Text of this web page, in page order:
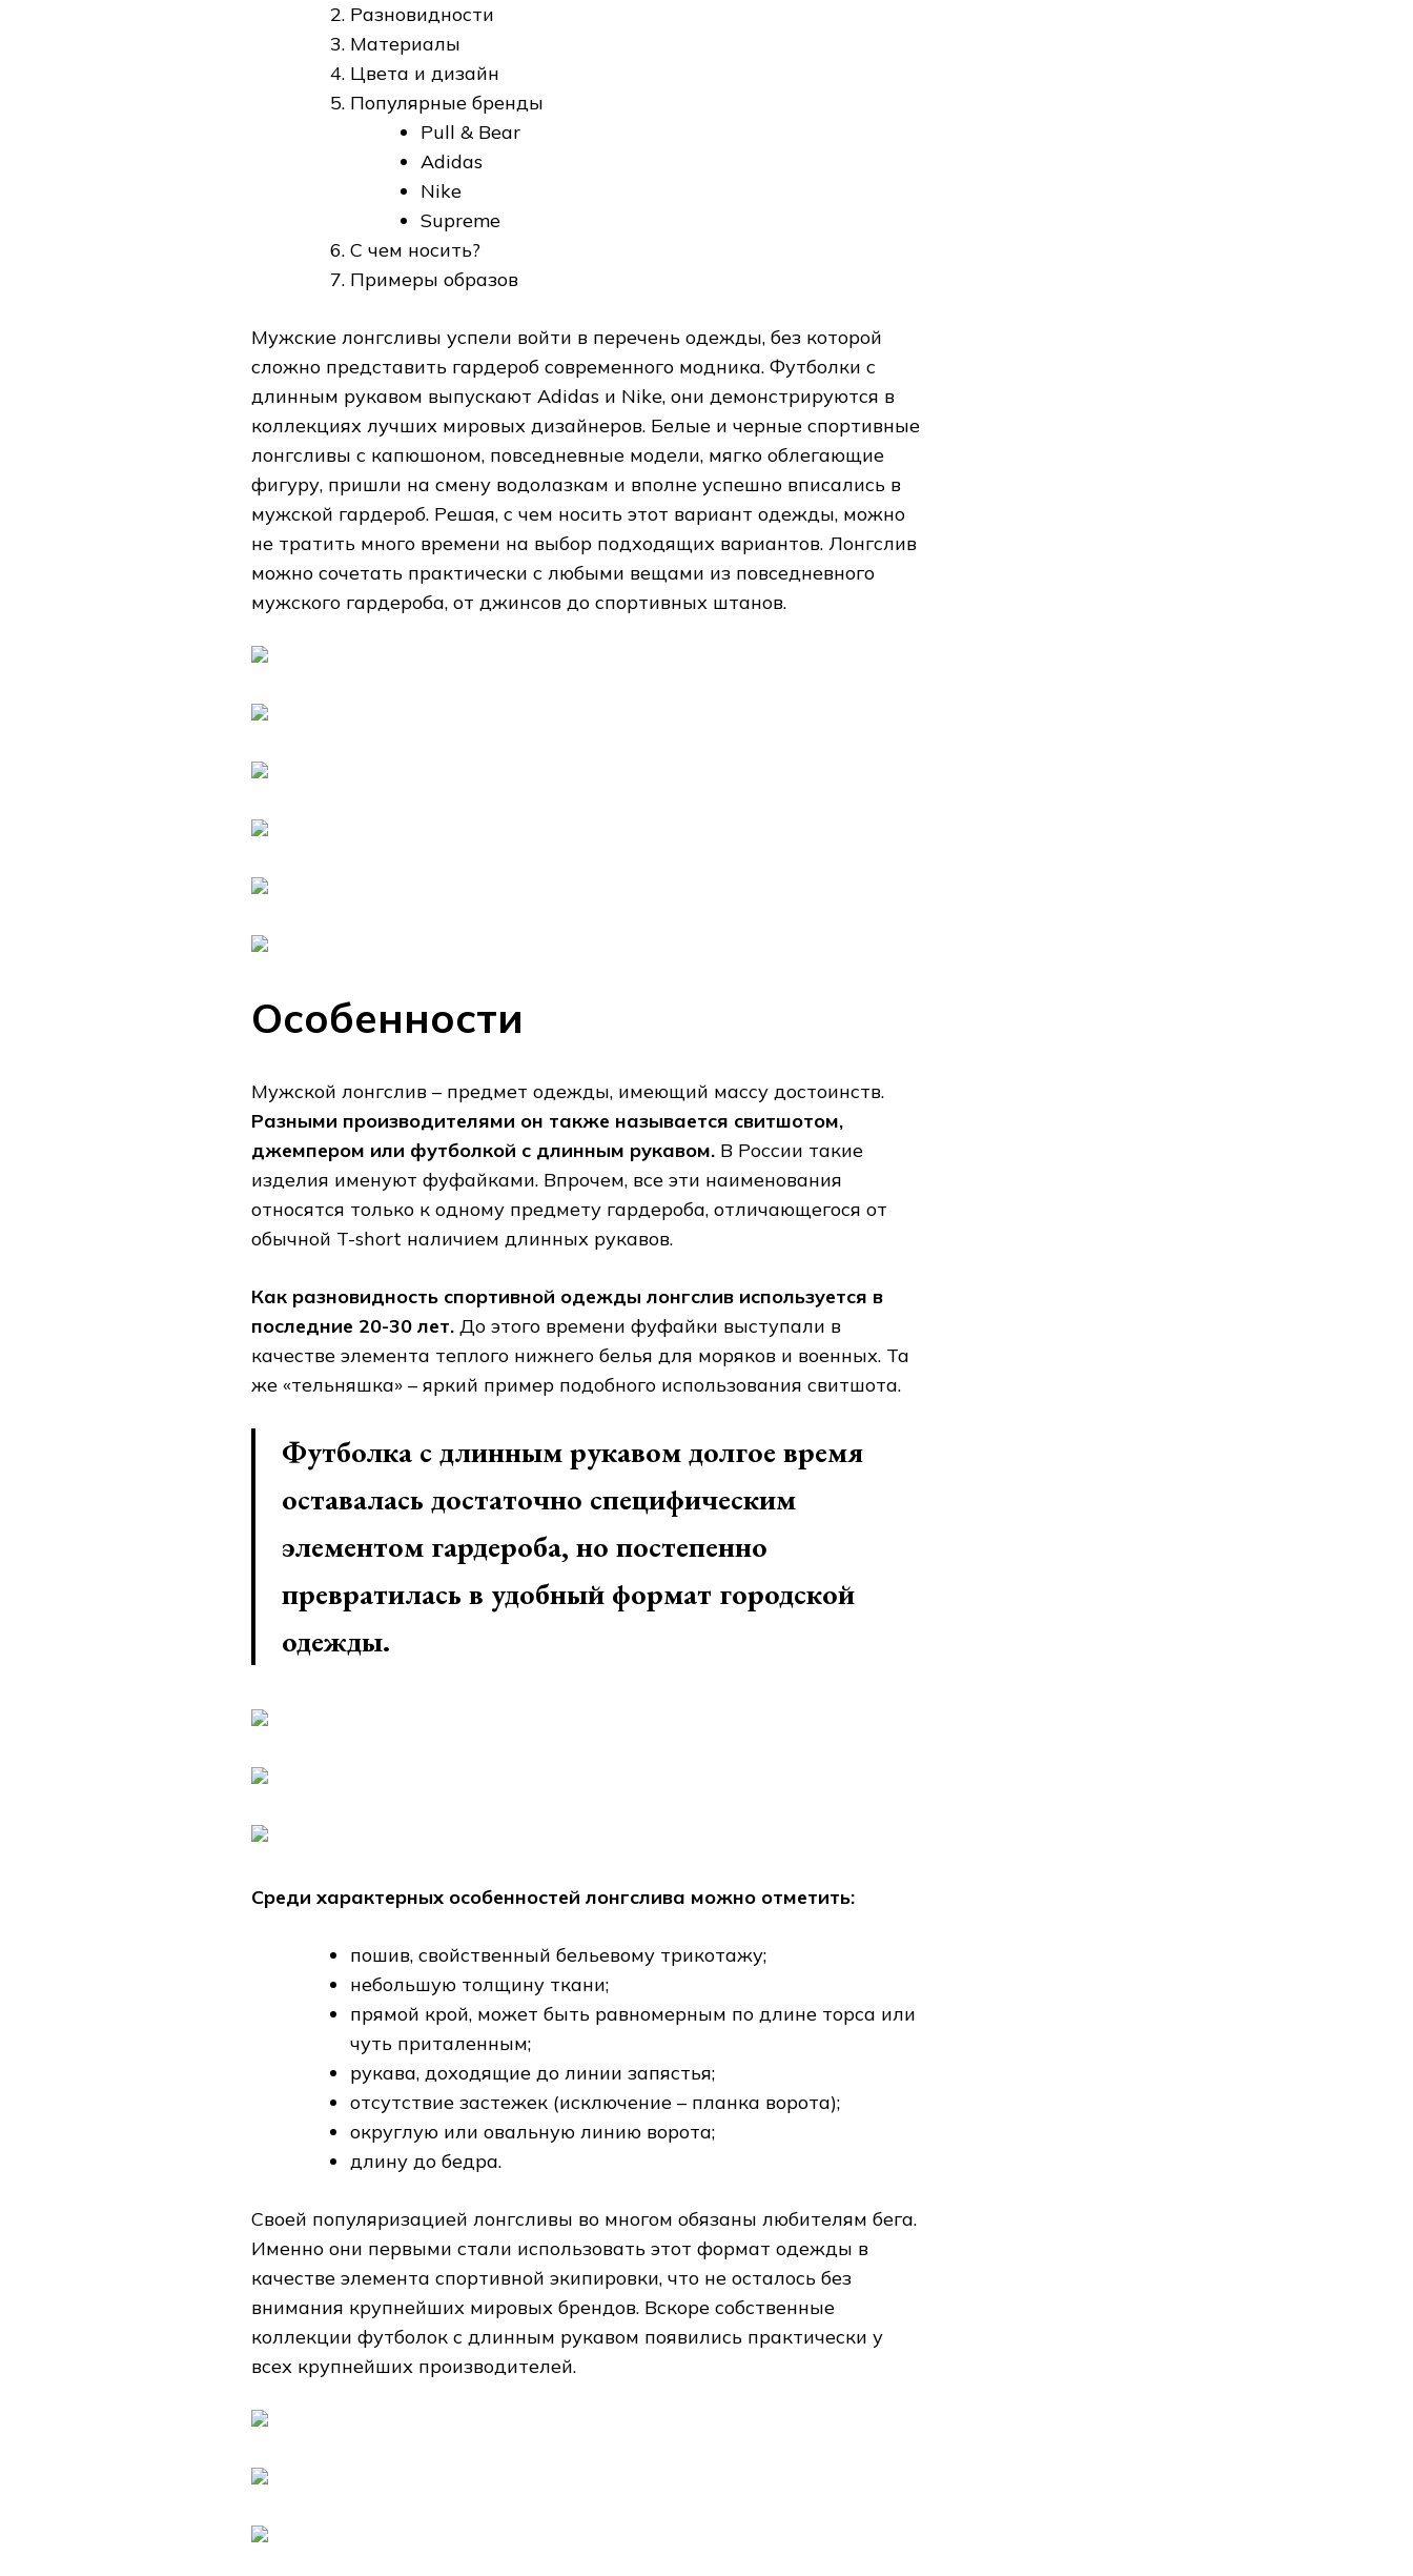
Разновидности
Материалы
Цвета и дизайн
Популярные бренды
Pull & Bear
Adidas
Nike
Supreme
С чем носить?
Примеры образов
Мужские лонгсливы успели войти в перечень одежды, без которой
сложно представить гардероб современного модника. Футболки с
длинным рукавом выпускают Adidas и Nike, они демонстрируются в
коллекциях лучших мировых дизайнеров. Белые и черные спортивные
лонгсливы с капюшоном, повседневные модели, мягко облегающие
фигуру, пришли на смену водолазкам и вполне успешно вписались в
мужской гардероб. Решая, с чем носить этот вариант одежды, можно
не тратить много времени на выбор подходящих вариантов. Лонгслив
можно сочетать практически с любыми вещами из повседневного
мужского гардероба, от джинсов до спортивных штанов.
Особенности
Мужской лонгслив – предмет одежды, имеющий массу достоинств.
Разными производителями он также называется свитшотом,
джемпером или футболкой с длинным рукавом. В России такие
изделия именуют фуфайками. Впрочем, все эти наименования
относятся только к одному предмету гардероба, отличающегося от
обычной T-short наличием длинных рукавов.
Как разновидность спортивной одежды лонгслив используется в
последние 20-30 лет. До этого времени фуфайки выступали в
качестве элемента теплого нижнего белья для моряков и военных. Та
же «тельняшка» – яркий пример подобного использования свитшота.
Футболка с длинным рукавом долгое время
оставалась достаточно специфическим
элементом гардероба, но постепенно
превратилась в удобный формат городской
одежды.
Среди характерных особенностей лонгслива можно отметить:
пошив, свойственный бельевому трикотажу;
небольшую толщину ткани;
прямой крой, может быть равномерным по длине торса или
чуть приталенным;
рукава, доходящие до линии запястья;
отсутствие застежек (исключение – планка ворота);
округлую или овальную линию ворота;
длину до бедра.
Своей популяризацией лонгсливы во многом обязаны любителям бега.
Именно они первыми стали использовать этот формат одежды в
качестве элемента спортивной экипировки, что не осталось без
внимания крупнейших мировых брендов. Вскоре собственные
коллекции футболок с длинным рукавом появились практически у
всех крупнейших производителей.